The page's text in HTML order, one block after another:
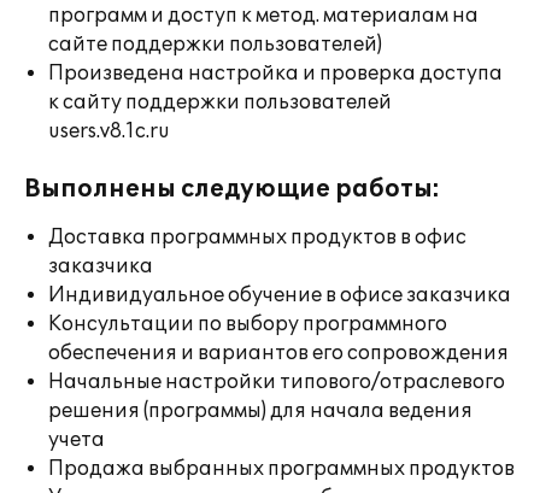
программ и доступ к метод. материалам на
сайте поддержки пользователей)
Произведена настройка и проверка доступа
к сайту поддержки пользователей
users.v8.1c.ru
Выполнены следующие работы:
Доставка программных продуктов в офис
заказчика
Индивидуальное обучение в офисе заказчика
Консультации по выбору программного
обеспечения и вариантов его сопровождения
Начальные настройки типового/отраслевого
решения (программы) для начала ведения
учета
Продажа выбранных программных продуктов